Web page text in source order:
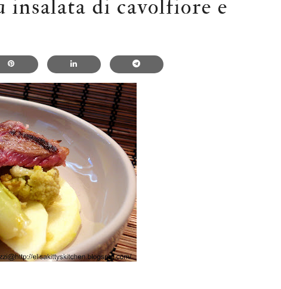
insalata di cavolfiore e